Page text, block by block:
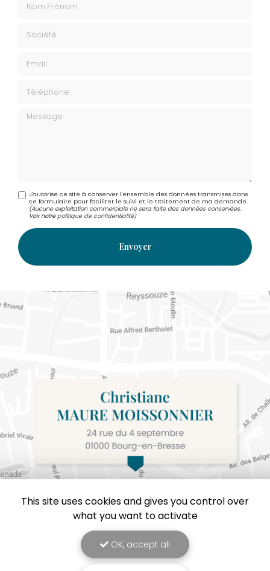
Message
J'autorise ce site à conserver l'ensemble des données transmises dans
ce formulaire pour faciliter le suivi et le traitement de ma demande.
(Aucune exploitation commerciale ne sera faite des données conservées.
Voir notrepolitique de confidentialité)
This site uses cookies and gives you control over
what you want to activate
OK, accept all